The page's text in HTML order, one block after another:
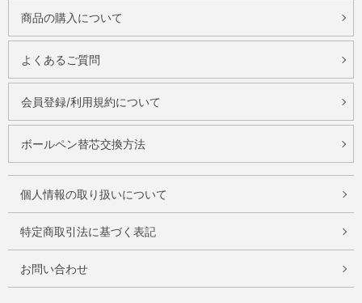
商品の購入について
よくあるご質問
会員登録/利用規約について
ボールペン替芯交換方法
個人情報の取り扱いについて
特定商取引法に基づく表記
お問い合わせ